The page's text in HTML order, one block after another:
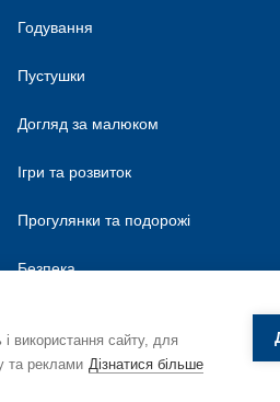
Годування
Пустушки
Догляд за малюком
Ігри та розвиток
Прогулянки та подорожі
Безпека
використання сайту, для
та реклами Дізнатися більше